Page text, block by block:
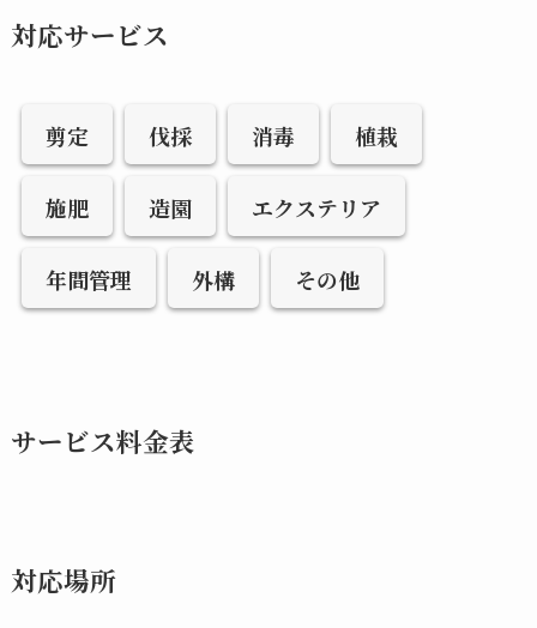
対応サービス
剪定 伐採 消毒 植栽
施肥 造園 エクステリア
年間管理 外構 その他
サービス料金表
対応場所